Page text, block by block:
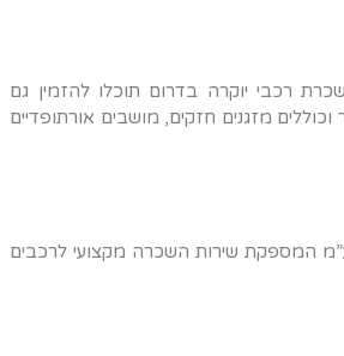
רכבי יוקרה בדרום תוכלו להזמין גם
מזגנים חזקים, מושבים אורתופדיים
המספקת שירות השכרה מקצועי לרכבים